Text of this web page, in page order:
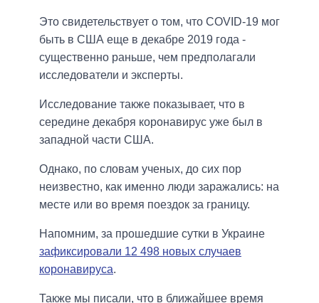
Это свидетельствует о том, что COVID-19 мог
быть в США еще в декабре 2019 года -
существенно раньше, чем предполагали
исследователи и эксперты.
Исследование также показывает, что в
середине декабря коронавирус уже был в
западной части США.
Однако, по словам ученых, до сих пор
неизвестно, как именно люди заражались: на
месте или во время поездок за границу.
Напомним, за прошедшие сутки в Украине
зафиксировали 12 498 новых случаев
коронавируса.
Также мы писали, что в ближайшее время